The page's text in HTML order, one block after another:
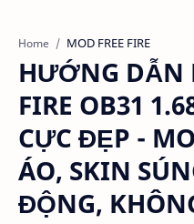
Home MOD FREE FIRE
HƯỚNG DẪN
FIRE OB31
CỰC ĐẸP -
ÁO, SKIN
ĐỘNG,